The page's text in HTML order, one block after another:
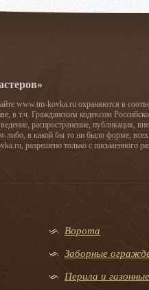
www.tm-kovka.ru охраняются в
в т.ч. Гражданским кодексом
распространение, публикация,
либо, в какой бы то ни было форме, всех
разрешено только с письменного
Ворота
Заборные
Перила и